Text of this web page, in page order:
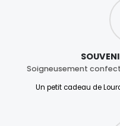
Soigneusement
Un petit cadeau de